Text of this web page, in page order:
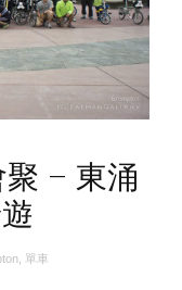
– 東涌
單車